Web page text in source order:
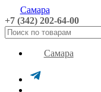
Самара
+7 (342) 202-64-00
Самара